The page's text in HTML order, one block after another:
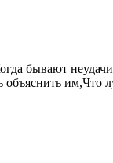
бывают
объяснить